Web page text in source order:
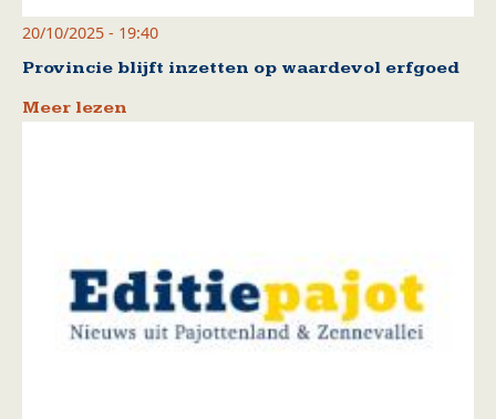
20/10/2025 - 19:40
Provincie blijft inzetten op waardevol erfgoed
Meer lezen